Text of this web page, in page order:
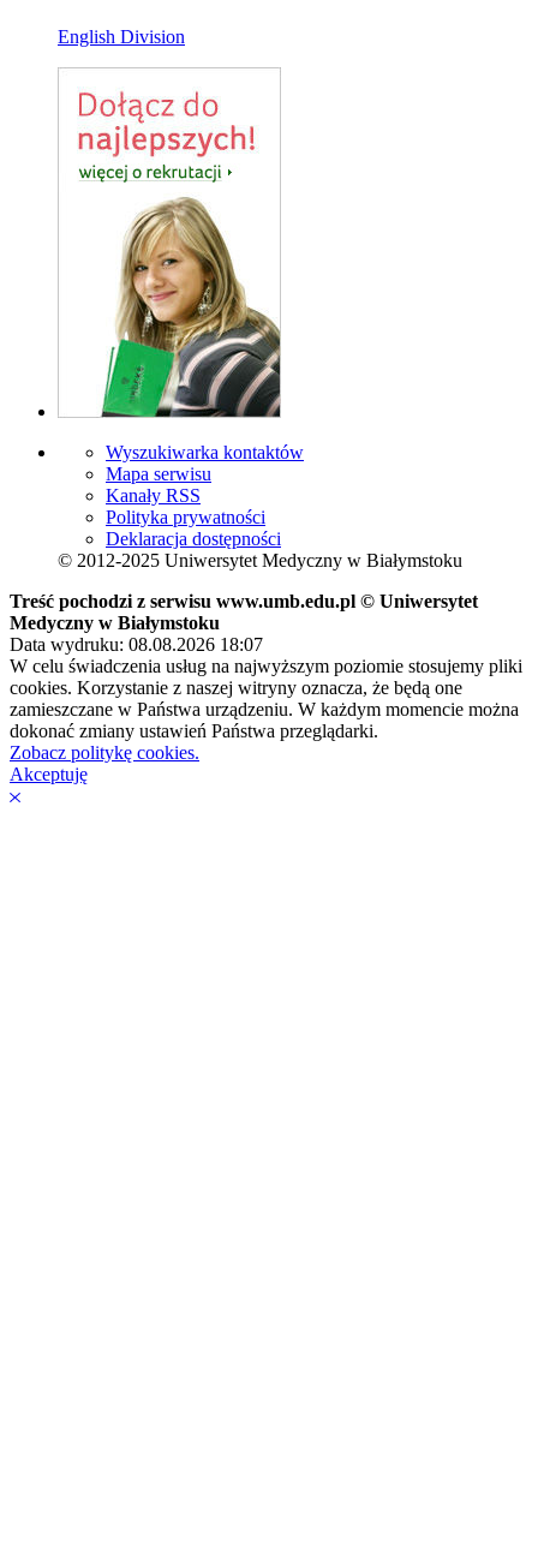
English Division
Wyszukiwarka kontaktów
Mapa serwisu
Kanały RSS
Polityka prywatności
Deklaracja dostępności
© 2012-2025 Uniwersytet Medyczny w Białymstoku
Treść pochodzi z serwisu www.umb.edu.pl © Uniwersytet
Medyczny w Białymstoku
Data wydruku: 08.08.2026 18:07
W celu świadczenia usług na najwyższym poziomie stosujemy pliki
cookies. Korzystanie z naszej witryny oznacza, że będą one
zamieszczane w Państwa urządzeniu. W każdym momencie można
dokonać zmiany ustawień Państwa przeglądarki.
Zobacz politykę cookies.
Akceptuję